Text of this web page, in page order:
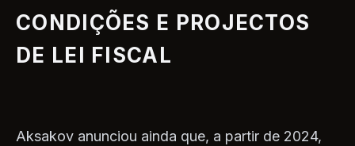
CONDIÇÕES E PROJECTOS
DE LEI FISCAL
Aksakov anunciou ainda que, a partir de 2024,